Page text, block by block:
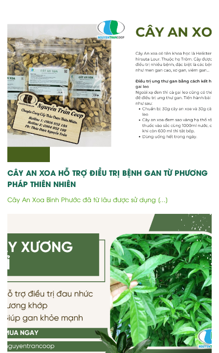
CÂY AN XOA HỖ TRỢ ĐIỀU TRỊ BỆNH GAN TỪ PHƯƠNG
PHÁP THIÊN NHIÊN
Cây An Xoa Bình Phước đã từ lâu được sử dụng [...]